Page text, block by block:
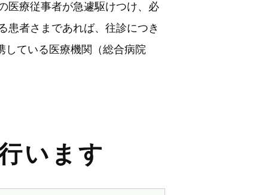
医療従事者が急遽駆けつけ、必
患者さまであれば、往診につき
している医療機関（総合病院
います